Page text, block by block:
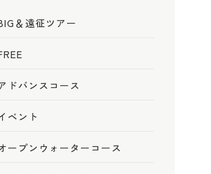
＆遠征ツアー
ドバンスコース
ベント
ープンウォーターコース